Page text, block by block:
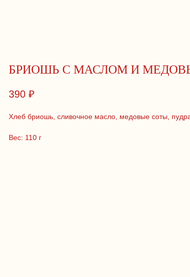
БРИОШЬ С МАСЛОМ И
390 ₽
Хлеб бриошь, сливочное масло, медовые соты,
Вес: 110 г